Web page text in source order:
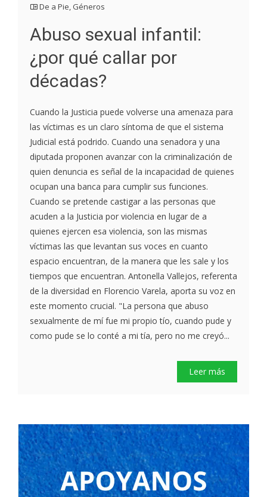
De a Pie, Géneros
Abuso sexual infantil:
¿por qué callar por
décadas?
Cuando la Justicia puede volverse una amenaza para
las víctimas es un claro síntoma de que el sistema
Judicial está podrido. Cuando una senadora y una
diputada proponen avanzar con la criminalización de
quien denuncia es señal de la incapacidad de quienes
ocupan una banca para cumplir sus funciones.
Cuando se pretende castigar a las personas que
acuden a la Justicia por violencia en lugar de a
quienes ejercen esa violencia, son las mismas
víctimas las que levantan sus voces en cuanto
espacio encuentran, de la manera que les sale y los
tiempos que encuentran. Antonella Vallejos, referenta
de la diversidad en Florencio Varela, aporta su voz en
este momento crucial. "La persona que abuso
sexualmente de mí fue mi propio tío, cuando pude y
como pude se lo conté a mi tía, pero no me creyó...
Leer más